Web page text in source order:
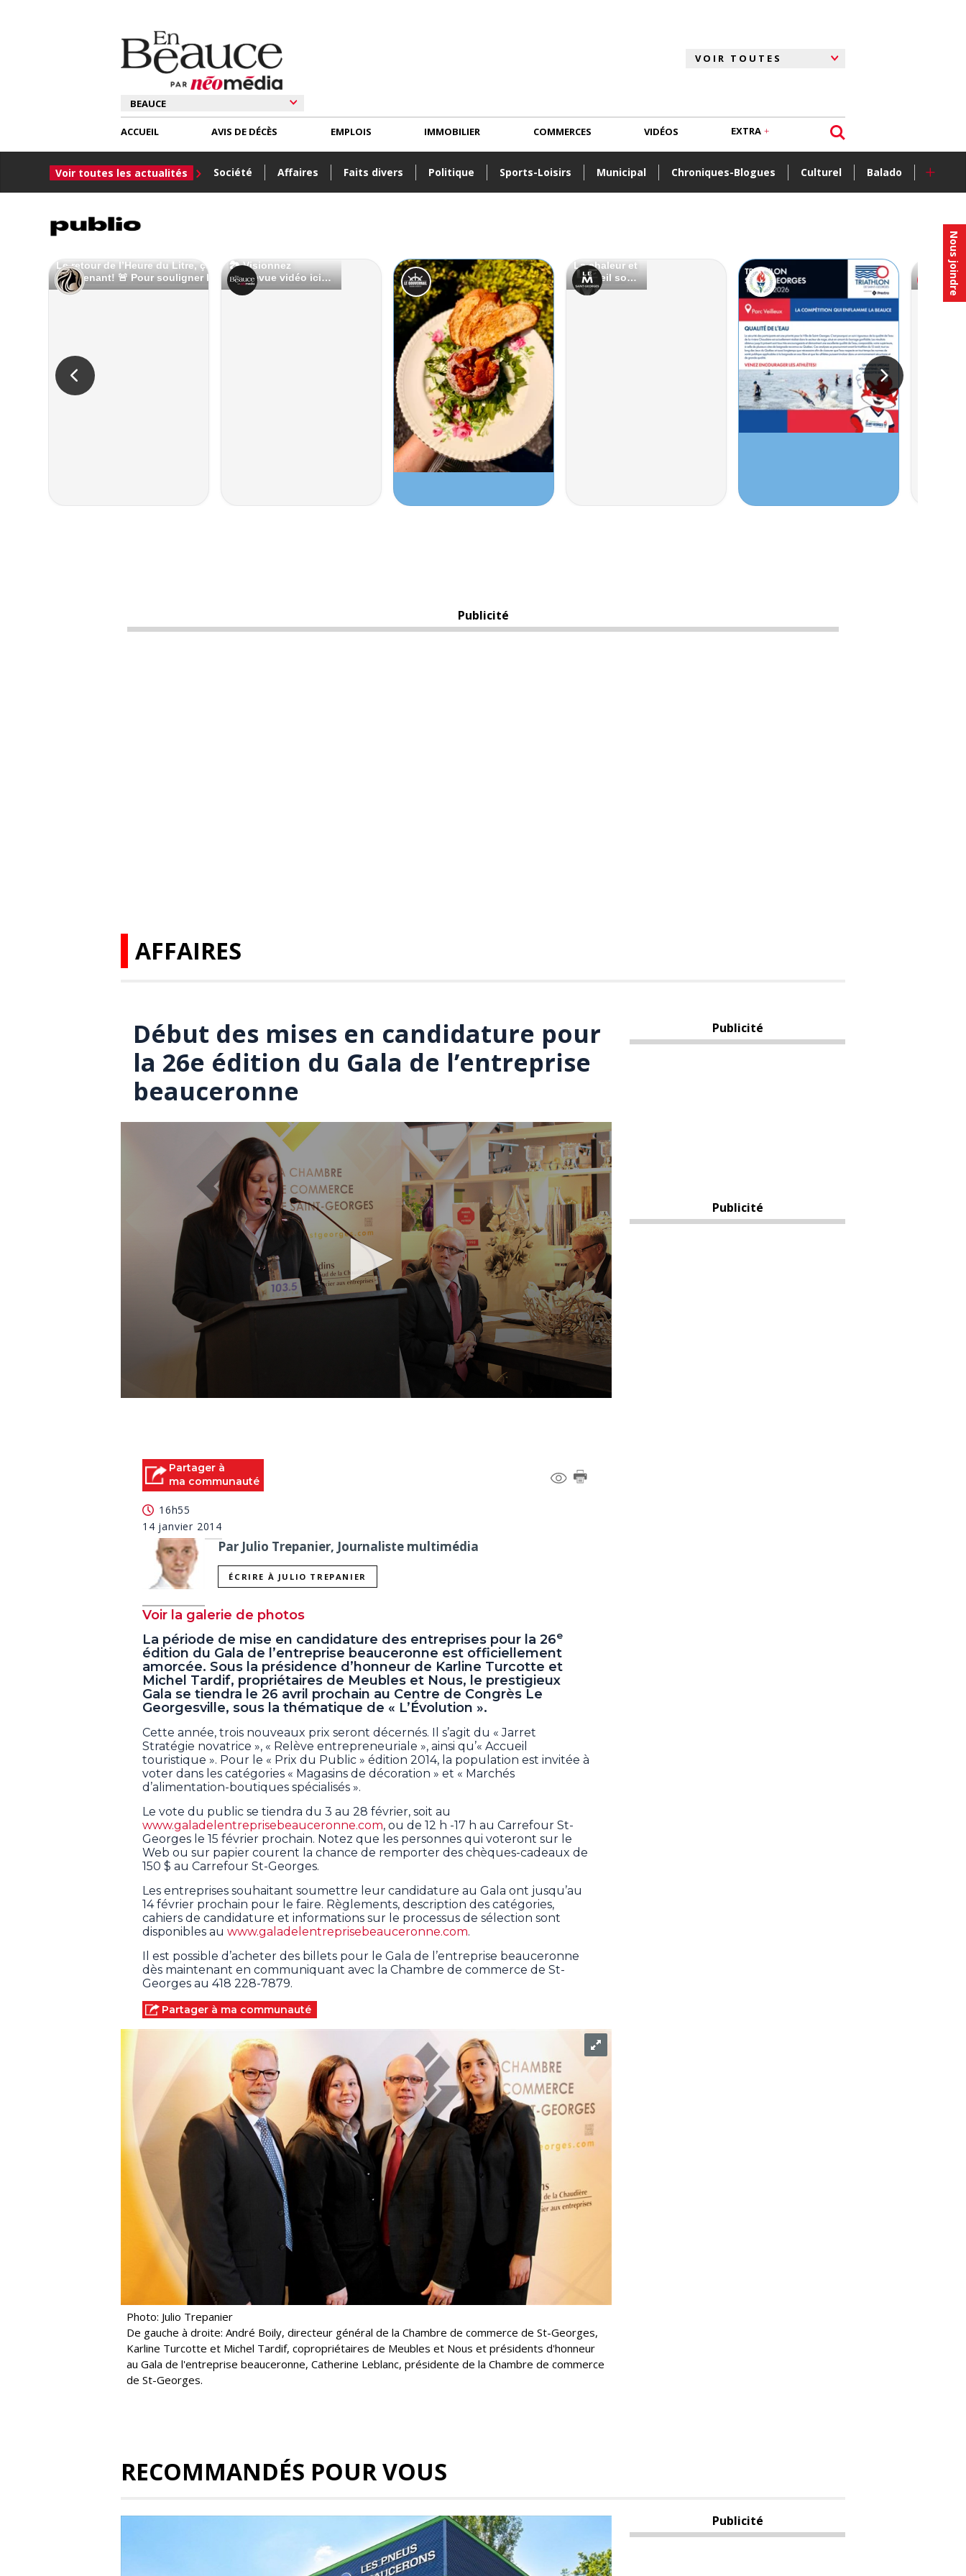
Nous joindre
ACCUEIL
Voir toutes les actualités Société Affaires Faits divers Politique Sports-Loisirs Municipal Chroniques-Blogues Culturel Balado +
AVIS DE DÉCÈS EMPLOIS IMMOBILIER COMMERCES VIDÉOS EXTRA
Publicité
AFFAIRES
Début des mises en candidature pour
la 26e édition du Gala de l’entreprise
beauceronne
secondsVolume
Partager à
ma communauté
16h55
14 janvier 2014
Par Julio Trepanier, Journaliste multimédia
ÉCRIRE À JULIO TREPANIER
Voir la galerie de photos
La période de mise en candidature des entreprises pour la 26e
édition du Gala de l’entreprise beauceronne est officiellement
amorcée. Sous la présidence d’honneur de Karline Turcotte et
Michel Tardif, propriétaires de Meubles et Nous, le prestigieux
Gala se tiendra le 26 avril prochain au Centre de Congrès Le
Georgesville, sous la thématique de « L’Évolution ».
Cette année, trois nouveaux prix seront décernés. Il s’agit du « Jarret
Stratégie novatrice », « Relève entrepreneuriale », ainsi qu’« Accueil
touristique ». Pour le « Prix du Public » édition 2014, la population est invitée à
voter dans les catégories « Magasins de décoration » et « Marchés
d’alimentation-boutiques spécialisés ».
Le vote du public se tiendra du 3 au 28 février, soit au
www.galadelentreprisebeauceronne.com, ou de 12 h -17 h au Carrefour St-
Georges le 15 février prochain. Notez que les personnes qui voteront sur le
Web ou sur papier courent la chance de remporter des chèques-cadeaux de
150 $ au Carrefour St-Georges.
Les entreprises souhaitant soumettre leur candidature au Gala ont jusqu’au
14 février prochain pour le faire. Règlements, description des catégories,
cahiers de candidature et informations sur le processus de sélection sont
disponibles au www.galadelentreprisebeauceronne.com.
Il est possible d’acheter des billets pour le Gala de l’entreprise beauceronne
dès maintenant en communiquant avec la Chambre de commerce de St-
Georges au 418 228-7879.
Partager à ma communauté
Photo: Julio Trepanier
De gauche à droite: André Boily, directeur général de la Chambre de commerce de St-Georges,
Karline Turcotte et Michel Tardif, copropriétaires de Meubles et Nous et présidents d'honneur
au Gala de l'entreprise beauceronne, Catherine Leblanc, présidente de la Chambre de commerce
de St-Georges.
Publicité
Publicité
RECOMMANDÉS POUR VOUS
Publicité